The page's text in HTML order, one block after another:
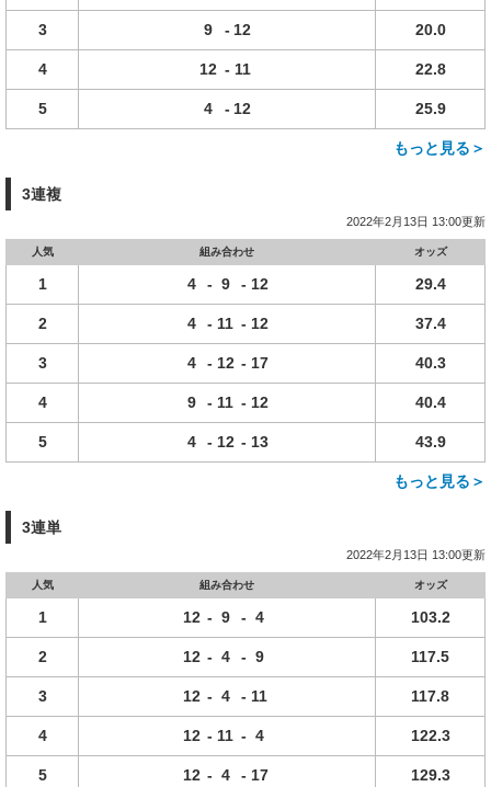
3 9 - 12 20.0
4 12 - 11 22.8
5 4 - 12 25.9
もっと見る＞
3連複
2022年2月13日 13:00更新
人気 組み合わせ オッズ
1 4 - 9 - 12 29.4
2 4 - 11 - 12 37.4
3 4 - 12 - 17 40.3
4 9 - 11 - 12 40.4
5 4 - 12 - 13 43.9
もっと見る＞
3連単
2022年2月13日 13:00更新
人気 組み合わせ オッズ
1 12 - 9 - 4 103.2
2 12 - 4 - 9 117.5
3 12 - 4 - 11 117.8
4 12 - 11 - 4 122.3
5 12 - 4 - 17 129.3